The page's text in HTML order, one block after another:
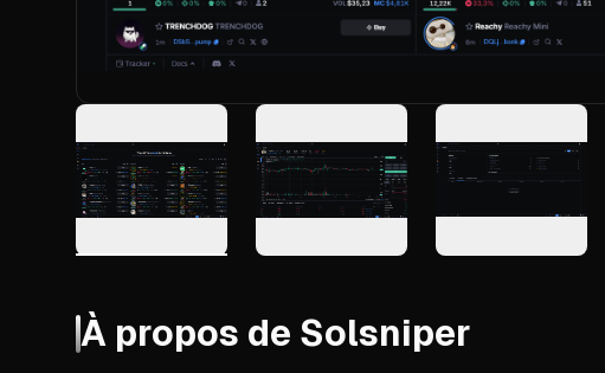
À propos de Solsniper